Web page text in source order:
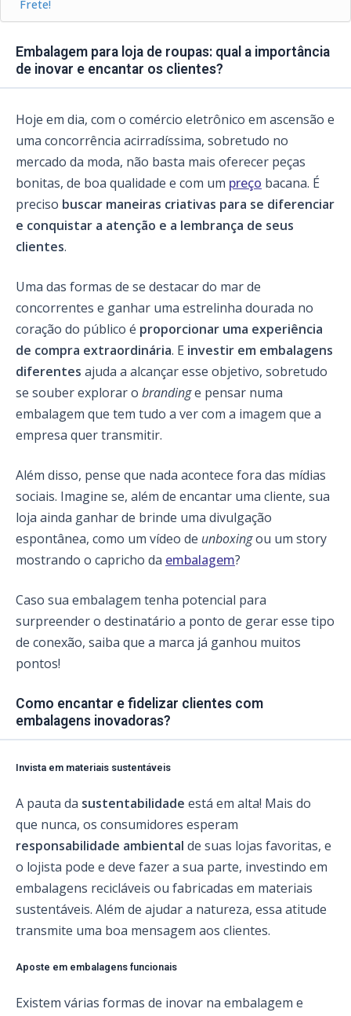
Frete!
Embalagem para loja de roupas: qual a importância
de inovar e encantar os clientes?
Hoje em dia, com o comércio eletrônico em ascensão e
uma concorrência acirradíssima, sobretudo no
mercado da moda, não basta mais oferecer peças
bonitas, de boa qualidade e com um preço bacana. É
preciso buscar maneiras criativas para se diferenciar
e conquistar a atenção e a lembrança de seus
clientes.
Uma das formas de se destacar do mar de
concorrentes e ganhar uma estrelinha dourada no
coração do público é proporcionar uma experiência
de compra extraordinária. E investir em embalagens
diferentes ajuda a alcançar esse objetivo, sobretudo
se souber explorar o brandinge pensar numa
embalagem que tem tudo a ver com a imagem que a
empresa quer transmitir.
Além disso, pense que nada acontece fora das mídias
sociais. Imagine se, além de encantar uma cliente, sua
loja ainda ganhar de brinde uma divulgação
espontânea, como um vídeo de unboxingou um story
mostrando o capricho da embalagem?
Caso sua embalagem tenha potencial para
surpreender o destinatário a ponto de gerar esse tipo
de conexão, saiba que a marca já ganhou muitos
pontos!
Como encantar e fidelizar clientes com
embalagens inovadoras?
Invista em materiais sustentáveis
A pauta da sustentabilidade está em alta! Mais do
que nunca, os consumidores esperam
responsabilidade ambiental de suas lojas favoritas, e
o lojista pode e deve fazer a sua parte, investindo em
embalagens recicláveis ou fabricadas em materiais
sustentáveis. Além de ajudar a natureza, essa atitude
transmite uma boa mensagem aos clientes.
Aposte em embalagens funcionais
Existem várias formas de inovar na embalagem e